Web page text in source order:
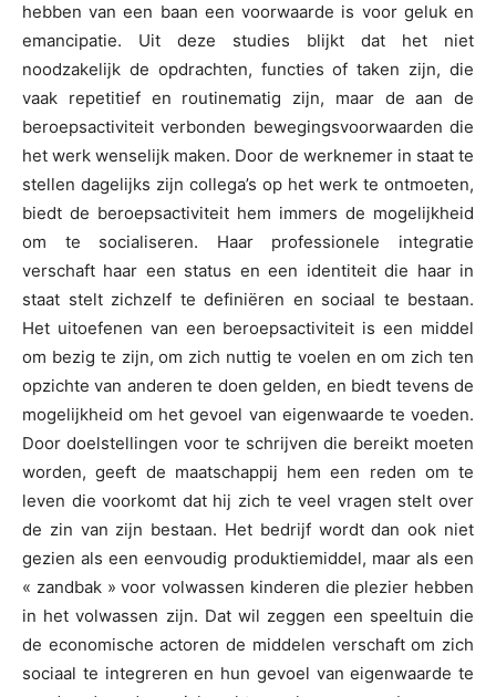
hebben van een baan een voorwaarde is voor geluk en
emancipatie. Uit deze studies blijkt dat het niet
noodzakelijk de opdrachten, functies of taken zijn, die
vaak repetitief en routinematig zijn, maar de aan de
beroepsactiviteit verbonden bewegingsvoorwaarden die
het werk wenselijk maken. Door de werknemer in staat te
stellen dagelijks zijn collega’s op het werk te ontmoeten,
biedt de beroepsactiviteit hem immers de mogelijkheid
om te socialiseren. Haar professionele integratie
verschaft haar een status en een identiteit die haar in
staat stelt zichzelf te definiëren en sociaal te bestaan.
Het uitoefenen van een beroepsactiviteit is een middel
om bezig te zijn, om zich nuttig te voelen en om zich ten
opzichte van anderen te doen gelden, en biedt tevens de
mogelijkheid om het gevoel van eigenwaarde te voeden.
Door doelstellingen voor te schrijven die bereikt moeten
worden, geeft de maatschappij hem een reden om te
leven die voorkomt dat hij zich te veel vragen stelt over
de zin van zijn bestaan. Het bedrijf wordt dan ook niet
gezien als een eenvoudig produktiemiddel, maar als een
« zandbak » voor volwassen kinderen die plezier hebben
in het volwassen zijn. Dat wil zeggen een speeltuin die
de economische actoren de middelen verschaft om zich
sociaal te integreren en hun gevoel van eigenwaarde te